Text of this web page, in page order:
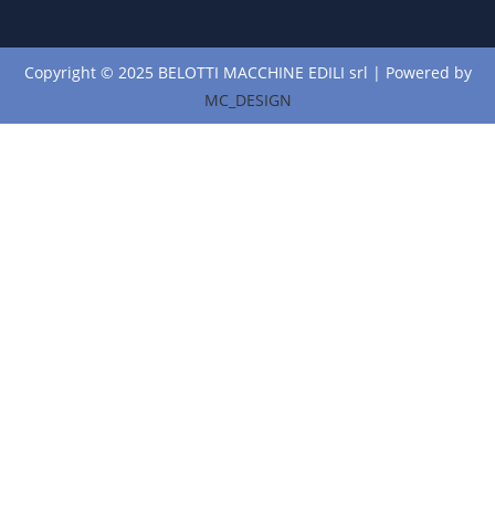
Copyright © 2025 BELOTTI MACCHINE EDILI srl | Powered by
MC_DESIGN